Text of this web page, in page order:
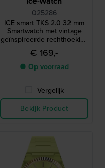
025286
ICE smart TKS 2.0 32 mm
Smartwatch met vintage
geïnspireerde rechthoekige
kast en 1,41" Amoled
touchscreen
€ 169,-
● Op voorraad
Vergelijk
Bekijk Product